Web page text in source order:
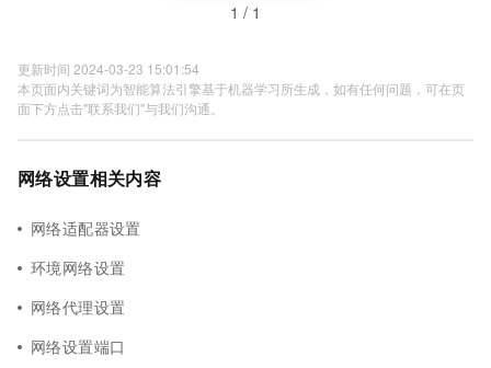
1 / 1
更新时间 2024-03-23 15:01:54
本页面内关键词为智能算法引擎基于机器学习所生成，如有任何问题，可在页
面下方点击"联系我们"与我们沟通。
网络设置相关内容
网络适配器设置
环境网络设置
网络代理设置
网络设置端口